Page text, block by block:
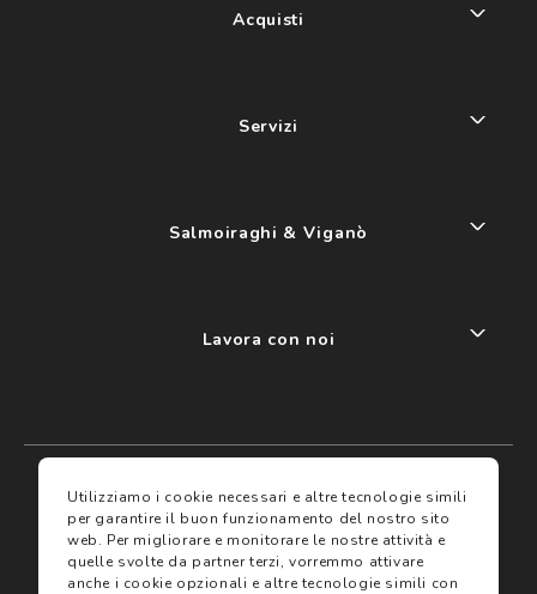
I miei preferiti
Assicurazioni
Acquisti
Servizi
Salmoiraghi & Viganò
Lavora con noi
Utilizziamo i cookie necessari e altre tecnologie simili
per garantire il buon funzionamento del nostro sito
web. Per migliorare e monitorare le nostre attività e
quelle svolte da partner terzi, vorremmo attivare
anche i cookie opzionali e altre tecnologie simili con